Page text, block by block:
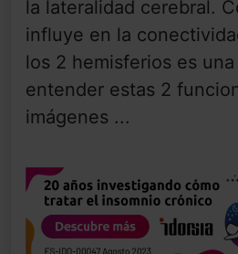
la lateralidad cerebral.
influye en la
los 2 hemisferios es
entender estas 2
imágenes ...